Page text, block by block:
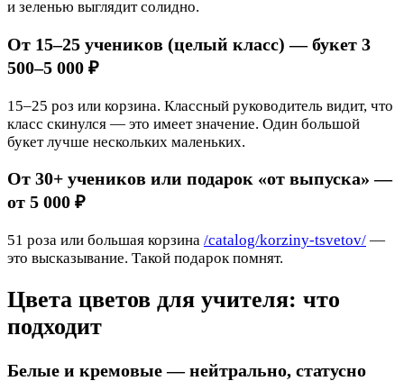
и зеленью выглядит солидно.
От 15–25 учеников (целый класс) — букет 3
500–5 000 ₽
15–25 роз или корзина. Классный руководитель видит, что
класс скинулся — это имеет значение. Один большой
букет лучше нескольких маленьких.
От 30+ учеников или подарок «от выпуска» —
от 5 000 ₽
51 роза или большая корзина /catalog/korziny-tsvetov/ —
это высказывание. Такой подарок помнят.
Цвета цветов для учителя: что
подходит
Белые и кремовые — нейтрально, статусно